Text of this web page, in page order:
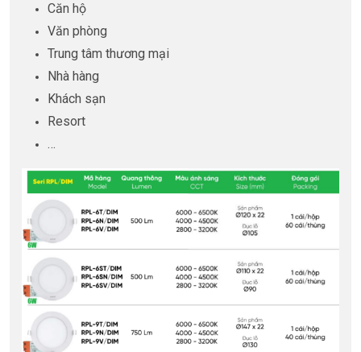
Căn hộ
Văn phòng
Trung tâm thương mại
Nhà hàng
Khách sạn
Resort
…